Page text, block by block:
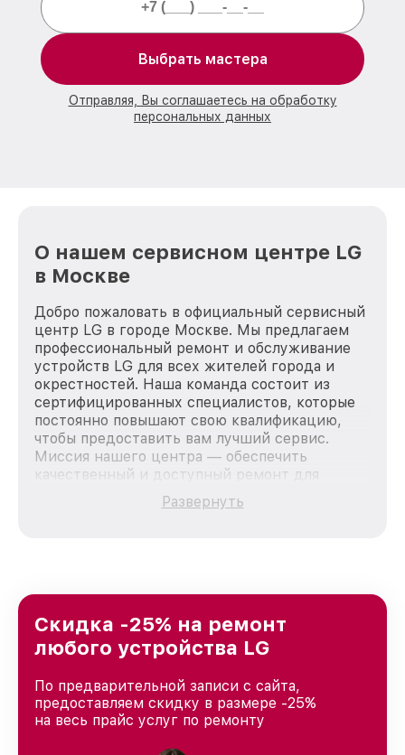
Выбрать мастера
Отправляя, Вы соглашаетесь на обработку
персональных данных
О нашем сервисном центре LG
в Москве
Добро пожаловать в официальный сервисный
центр LG в городе Москве. Мы предлагаем
профессиональный ремонт и обслуживание
устройств LG для всех жителей города и
окрестностей. Наша команда состоит из
сертифицированных специалистов, которые
постоянно повышают свою квалификацию,
чтобы предоставить вам лучший сервис.
Миссия нашего центра — обеспечить
качественный и доступный ремонт для
каждого пользователя продукции LG, вне
зависимости от сложности поломки. Мы
и лояльности наших клиентов.
Развернуть
Скидка -25% на ремонт
любого устройства LG
По предварительной записи с сайта,
предоставляем скидку в размере -25%
на весь прайс услуг по ремонту